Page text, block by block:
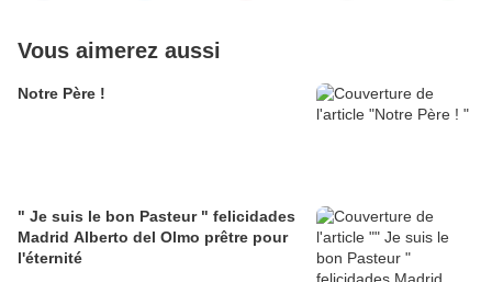
Vous aimerez aussi
Notre Père !
" Je suis le bon Pasteur " felicidades
Madrid Alberto del Olmo prêtre pour
l'éternité